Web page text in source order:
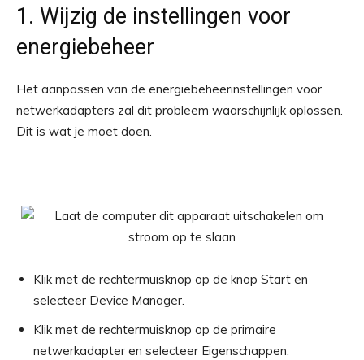
1. Wijzig de instellingen voor
energiebeheer
Het aanpassen van de energiebeheerinstellingen voor
netwerkadapters zal dit probleem waarschijnlijk oplossen.
Dit is wat je moet doen.
Klik met de rechtermuisknop op de knop Start en
selecteer Device Manager.
Klik met de rechtermuisknop op de primaire
netwerkadapter en selecteer Eigenschappen.